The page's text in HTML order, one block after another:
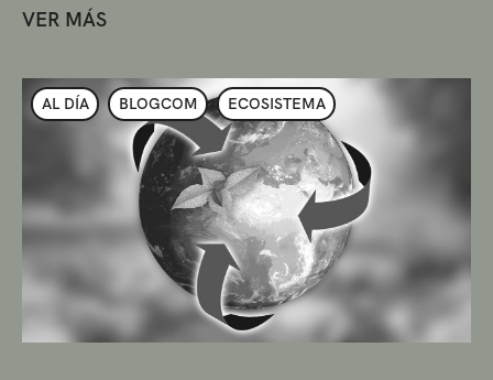
VER MÁS
AL DÍA BLOGCOM ECOSISTEMA